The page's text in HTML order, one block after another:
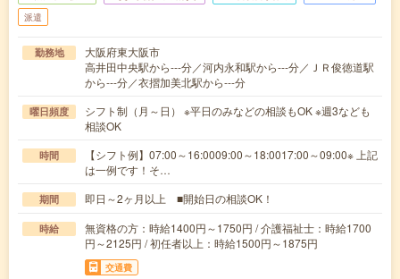
派遣
勤務地
大阪府東大阪市
高井田中央駅から---分／河内永和駅から---分／ＪＲ俊徳道駅
から---分／衣摺加美北駅から---分
曜日頻度
シフト制（月～日） ※平日のみなどの相談もOK ※週3なども
相談OK
時間
【シフト例】07:00～16:0009:00～18:0017:00～09:00※ 上記
は一例です！そ…
期間 即日～2ヶ月以上 ■開始日の相談OK！
時給
無資格の方：時給1400円～1750円 / 介護福祉士：時給1700
円～2125円 / 初任者以上：時給1500円～1875円
交通費